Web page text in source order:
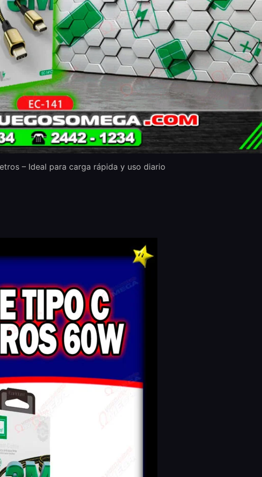
– Ideal para carga rápida y uso diario